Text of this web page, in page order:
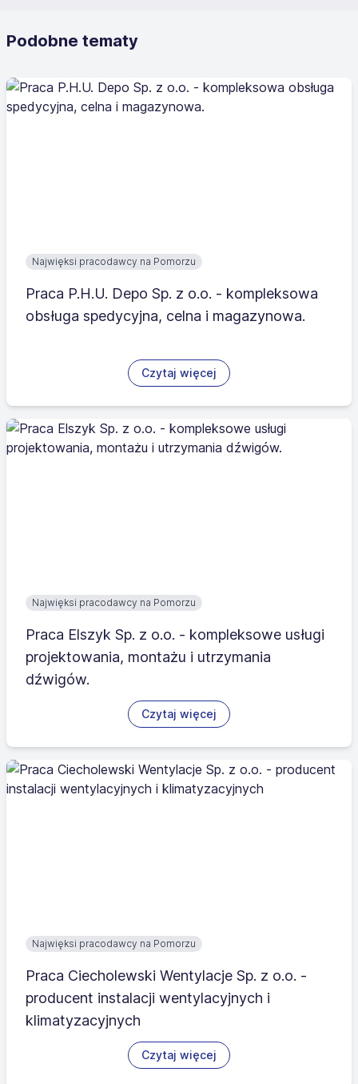
Podobne tematy
Najwięksi pracodawcy na Pomorzu
Praca P.H.U. Depo Sp. z o.o. - kompleksowa
obsługa spedycyjna, celna i magazynowa.
Czytaj więcej
Najwięksi pracodawcy na Pomorzu
Praca Elszyk Sp. z o.o. - kompleksowe usługi
projektowania, montażu i utrzymania
dźwigów.
Czytaj więcej
Najwięksi pracodawcy na Pomorzu
Praca Ciecholewski Wentylacje Sp. z o.o. -
producent instalacji wentylacyjnych i
klimatyzacyjnych
Czytaj więcej